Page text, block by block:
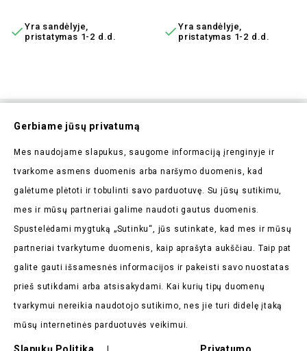
 Yra sandėlyje,
pristatymas 1-2 d.d.
 Yra sandėlyje,
pristatymas 1-2 d.d.
Prenumeruokite Mūsų
Naujienlaiškį
Pirmieji sužinokite apie mūsų naujienas bei taikomas
Parduotuvės Informacija
Prekės
Gerbiame jūsų privatumą
Mes naudojame slapukus, saugome informaciją įrenginyje ir
tvarkome asmens duomenis arba naršymo duomenis, kad
galėtume plėtoti ir tobulinti savo parduotuvę. Su jūsų sutikimu,
mes ir mūsų partneriai galime naudoti gautus duomenis.
Spustelėdami mygtuką „Sutinku“, jūs sutinkate, kad mes ir mūsų
partneriai tvarkytume duomenis, kaip aprašyta aukščiau. Taip pat
galite gauti išsamesnės informacijos ir pakeisti savo nuostatas
prieš sutikdami arba atsisakydami. Kai kurių tipų duomenų
tvarkymui nereikia naudotojo sutikimo, nes jie turi didelę įtaką
mūsų internetinės parduotuvės veikimui.